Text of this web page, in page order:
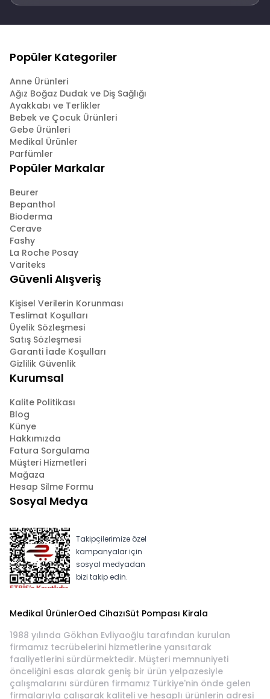
Popüler Kategoriler
Anne Ürünleri
Ağız Boğaz Dudak ve Diş Sağlığı
Ayakkabı ve Terlikler
Bebek ve Çocuk Ürünleri
Gebe Ürünleri
Medikal Ürünler
Parfümler
Popüler Markalar
Beurer
Bepanthol
Bioderma
Cerave
Fashy
La Roche Posay
Variteks
Güvenli Alışveriş
Kişisel Verilerin Korunması
Teslimat Koşulları
Üyelik Sözleşmesi
Satış Sözleşmesi
Garanti İade Koşulları
Gizlilik Güvenlik
Kurumsal
Kalite Politikası
Blog
Künye
Hakkımızda
Fatura Sorgulama
Müşteri Hizmetleri
Mağaza
Hesap Silme Formu
Sosyal Medya
Takipçilerimize özel
kampanyalar için
sosyal medyadan
bizi takip edin.
Medikal ÜrünlerOed CihazıSüt Pompası Kirala
1988 yılında Gökhan Evliyaoğlu tarafından kurulan
firmamız tecrübelerini hizmetlerine yansıtarak
faaliyetlerini sürdürmektedir. Müşteri memnuniyeti
önceliğini esas alarak geniş bir ürün yelpazesiyle
çalışmalarını sürdüren firmamız Türkiye'nin önde gelen
firmalarıyla çalışarak kaliteli ve hesaplı ürünlerin adresi